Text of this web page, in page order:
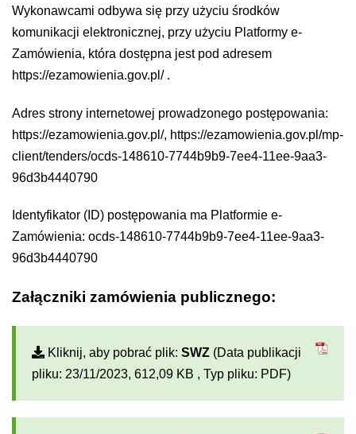
Wykonawcami odbywa się przy użyciu środków
komunikacji elektronicznej, przy użyciu Platformy e-
Zamówienia, która dostępna jest pod adresem
https://ezamowienia.gov.pl/.
Adres strony internetowej prowadzonego postępowania:
https://ezamowienia.gov.pl/, https://ezamowienia.gov.pl/mp-
client/tenders/ocds-148610-7744b9b9-7ee4-11ee-9aa3-
96d3b4440790
Identyfikator (ID) postępowania ma Platformie e-
Zamówienia: ocds-148610-7744b9b9-7ee4-11ee-9aa3-
96d3b4440790
Załączniki zamówienia publicznego:
Kliknij, aby pobrać plik: SWZ (Data publikacji
pliku: 23/11/2023, 612,09 KB , Typ pliku: PDF)